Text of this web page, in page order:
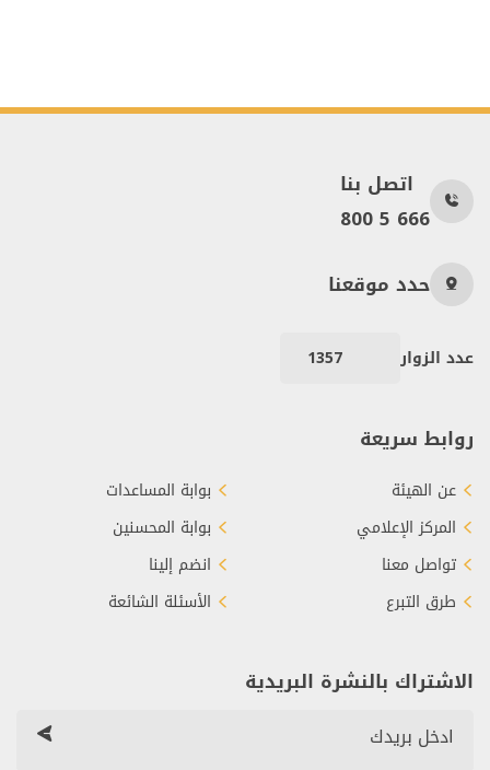
اتصل بنا
800 5 666
حدد موقعنا
عدد الزوار 1357
روابط سريعة
عن الهيئة
المركز الإعلامي
تواصل معنا
طرق التبرع
بوابة المساعدات
بوابة المحسنين
انضم إلينا
الأسئلة الشائعة
الاشتراك بالنشرة البريدية